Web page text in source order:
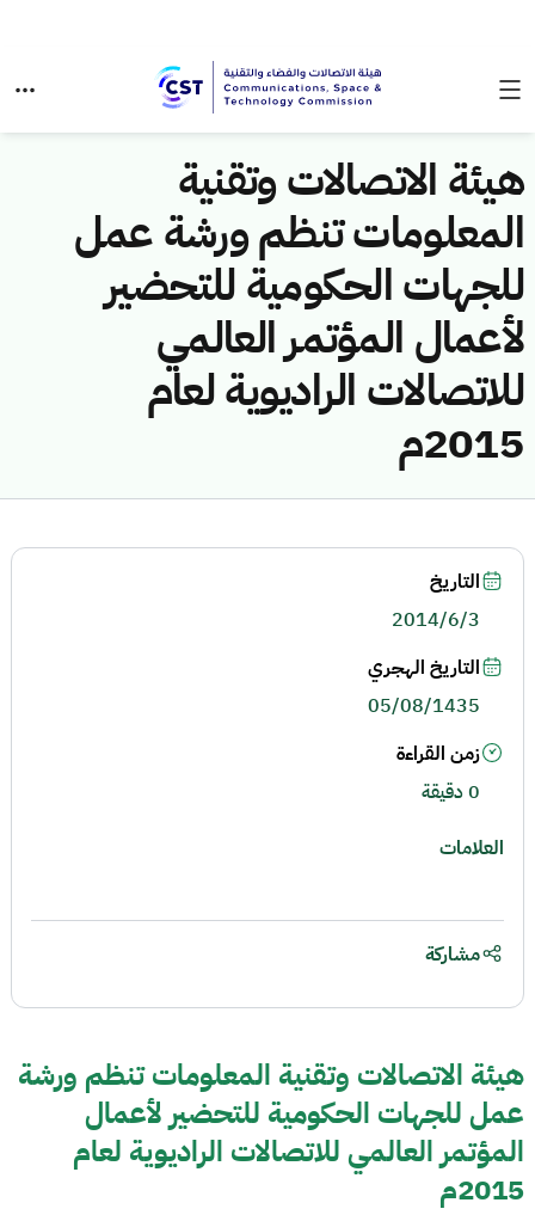
هيئة الاتصالات وتقنية
المعلومات تنظم ورشة عمل
للجهات الحكومية للتحضير
لأعمال المؤتمر العالمي
للاتصالات الراديوية لعام
2015م
هيئة الاتصالات وتقنية المعلومات تنظم ورشة
عمل للجهات الحكومية للتحضير لأعمال
المؤتمر العالمي للاتصالات الراديوية لعام
2015م
التاريخ
2014/6/3
التاريخ الهجري
05/08/1435
زمن القراءة
0 دقيقة
العلامات
مشاركة